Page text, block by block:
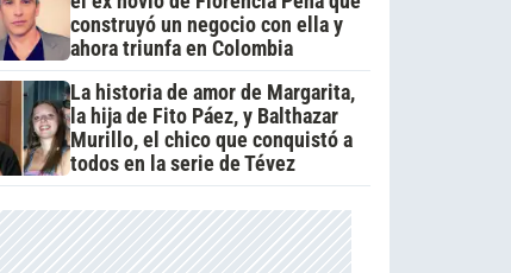
construyó un negocio con ella y
ahora triunfa en Colombia
La historia de amor de Margarita,
la hija de Fito Páez, y Balthazar
Murillo, el chico que conquistó a
todos en la serie de Tévez